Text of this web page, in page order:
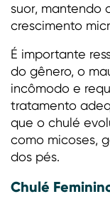
suor, mantendo
crescimento
É importante
do gênero, o
incômodo e
tratamento
que o chulé
como micoses,
dos pés.
Chulé